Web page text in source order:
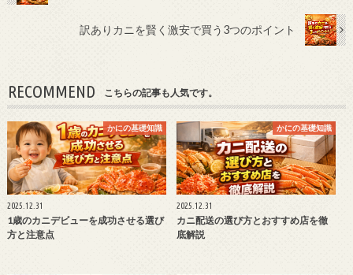
訳ありカニを賢く激安で買う3つのポイント
RECOMMEND こちらの記事も人気です。
かにの基礎知識
2025.12.31
1歳のカニデビューを成功させる選び
方と注意点
かにの基礎知識
2025.12.31
カニ配送の選び方とおすすめ店を徹
底解説